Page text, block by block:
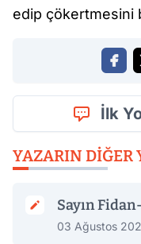
edip çökertmesini
İlk
YAZARIN DIĞER
Sayın
03 Ağustos